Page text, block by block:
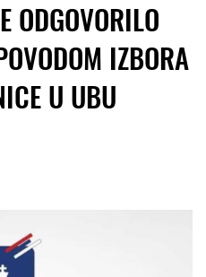
ODGOVORILO
IZBORA
U UBU